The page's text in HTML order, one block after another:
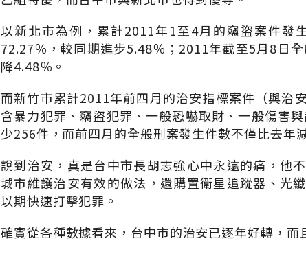
以新北市為例，累計2011年1至4月的竊盜案件發
72.27％，較同期進步5.48％；2011年截至5月8日
降4.48％。
而新竹市累計2011年前四月的治安指標案件（與治
含暴力犯罪、竊盜犯罪、一般恐嚇取財、一般傷害
少256件，而前四月的全般刑案發生件數不僅比去年
說到治安，真是台中市長胡志強心中永遠的痛，他
城市維護治安有效的做法，還購置衛星追蹤器、光
以期快速打擊犯罪。
確實從各種數據看來，台中市的治安已逐年好轉，而